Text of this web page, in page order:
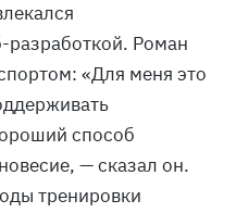
Роман
«Для меня это
способ
— сказал он.
тренировки